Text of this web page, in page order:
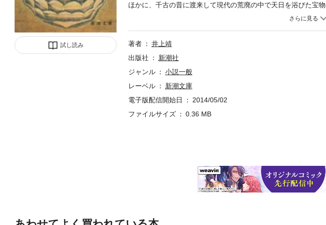
試し読み
ほかに、千古の昔に渡来して現代の荒廃の中で天日を浴びた宝
樽』、高野山の破戒僧の物語『澄賢房覚え書』、信玄の娘松姫
著者
井上靖
出版社
新潮社
ジャンル
小説一般
レーベル
新潮文庫
電子版配信開始日
2014/05/02
ファイルサイズ
0.36 MB